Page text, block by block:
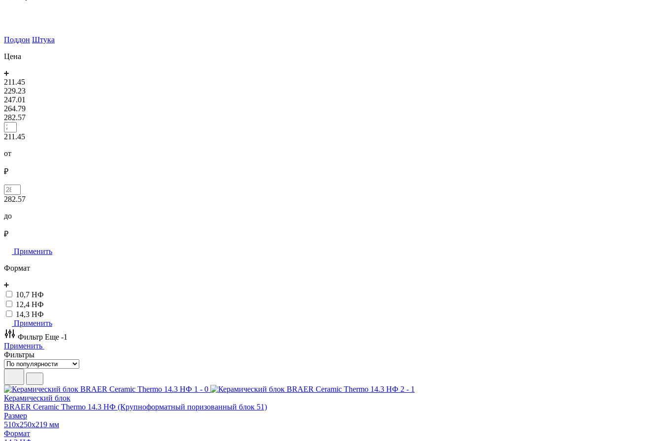
Поддон Штука
Цена
211.45
229.23
247.01
264.79
282.57
211.45
от
₽
282.57
до
₽
Применить
Формат
10,7 НФ
12,4 НФ
14,3 НФ
Применить
Фильтр Еще -1
Применить
Фильтры
Керамический блок
BRAER Ceramic Thermo 14.3 НФ (Крупноформатный поризованный блок 51)
Размер
510х250х219 мм
Формат